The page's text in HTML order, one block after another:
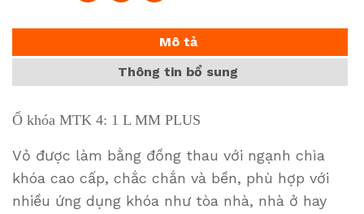
Mô tả
Thông tin bổ sung
Ổ khóa MTK 4: 1 L MM PLUS
Vỏ được làm bằng đồng thau với ngạnh chìa
khóa cao cấp, chắc chắn và bền, phù hợp với
nhiều ứng dụng khóa như tòa nhà, nhà ở hay